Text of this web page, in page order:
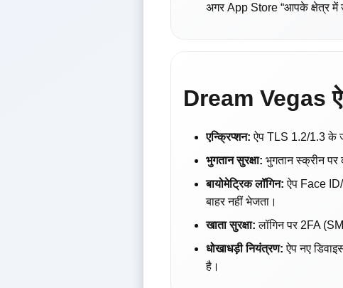
अगर App Store “आपके क्षेत्र में
Dream Vegas
एन्क्रिप्शन: ऐप TLS 1.2/1.3 के
भुगतान सुरक्षा: भुगतान स्क्रीन पर
बायोमेट्रिक लॉगिन: ऐप Face ID/
बाहर नहीं भेजता।
खाता सुरक्षा: लॉगिन पर 2FA
धोखाधड़ी नियंत्रण: ऐप नए
है।